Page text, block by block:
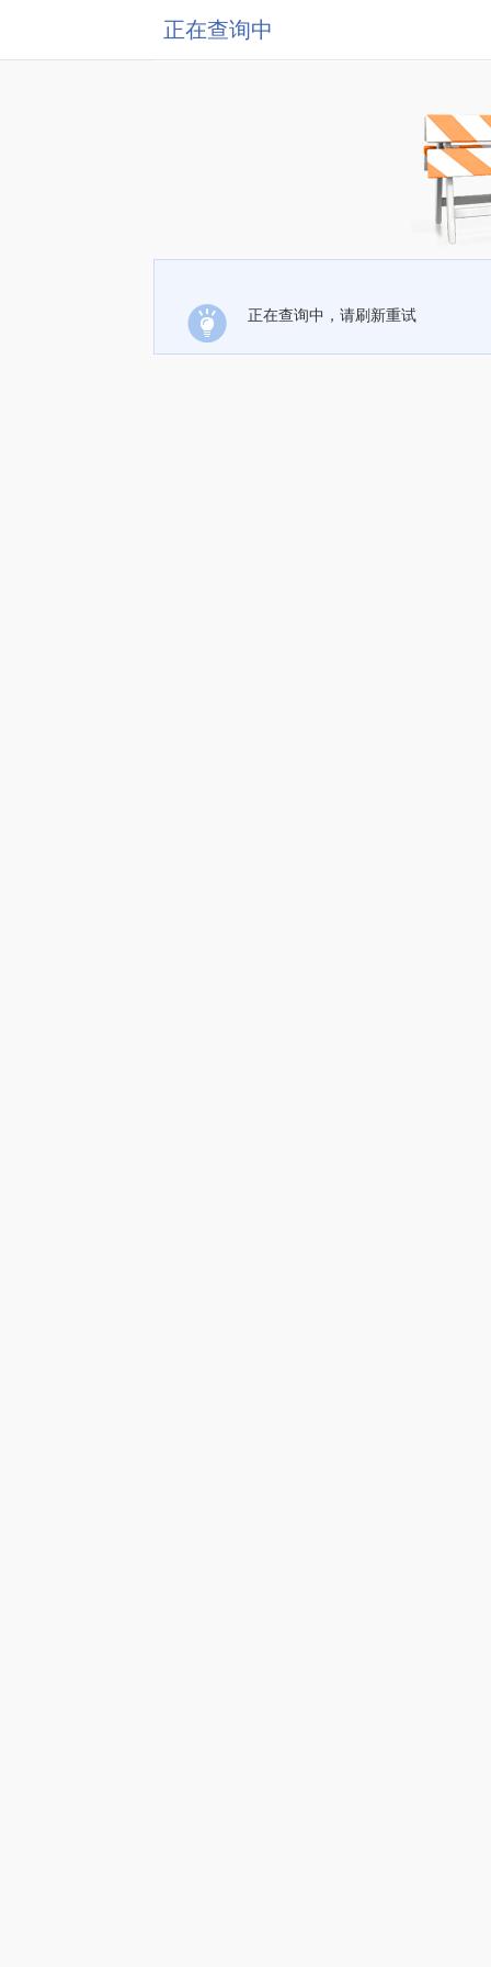
正在查询中
正在查询中，请刷新重试